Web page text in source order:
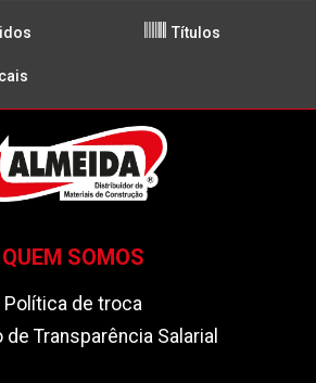
Títulos
QUEM SOMOS
Política de troca
de Transparência Salarial